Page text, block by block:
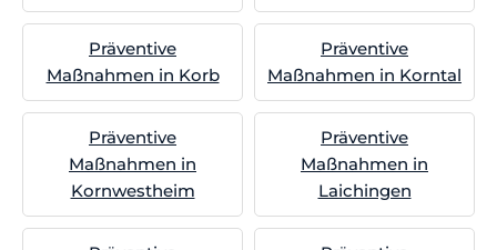
Präventive
Maßnahmen in Korb
Präventive
Maßnahmen in Korntal
Präventive
Maßnahmen in
Kornwestheim
Präventive
Maßnahmen in
Laichingen